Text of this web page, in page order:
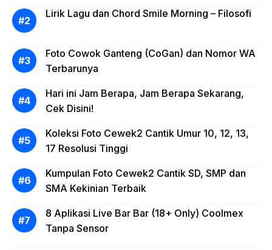
Lirik Lagu dan Chord Smile Morning – Filosofi
Foto Cowok Ganteng (CoGan) dan Nomor WA
Terbarunya
Hari ini Jam Berapa, Jam Berapa Sekarang,
Cek Disini!
Koleksi Foto Cewek2 Cantik Umur 10, 12, 13,
17 Resolusi Tinggi
Kumpulan Foto Cewek2 Cantik SD, SMP dan
SMA Kekinian Terbaik
8 Aplikasi Live Bar Bar (18+ Only) Coolmex
Tanpa Sensor